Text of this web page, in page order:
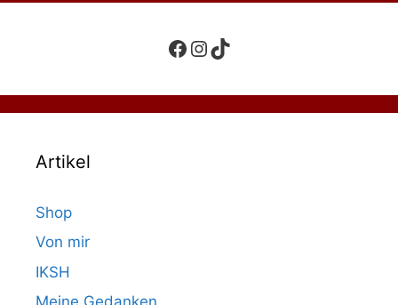
Facebook
Instagram
TikTok
Artikel
Shop
Von mir
IKSH
Meine Gedanken